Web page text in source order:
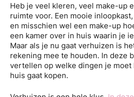
Heb je veel kleren, veel make-up
ruimte voor. Een mooie
en misschien wel een make-up
een kamer over in huis waarin je
Maar als je nu gaat verhuizen is
rekening mee te houden. In deze
vertellen op welke dingen je
huis gaat kopen.